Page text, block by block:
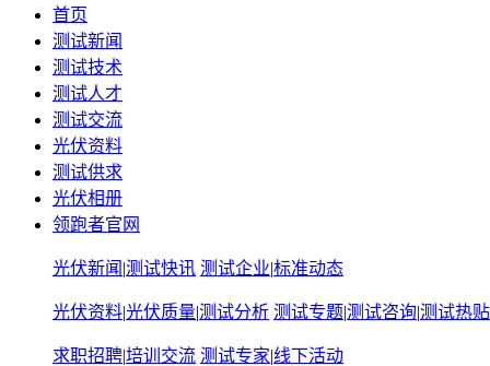
首页
测试新闻
测试技术
测试人才
测试交流
光伏资料
测试供求
光伏相册
领跑者官网
光伏新闻 |测试快讯 测试企业|标准动态
光伏资料|光伏质量|测试分析 测试专题|测试咨询|测试热贴
求职招聘|培训交流 测试专家|线下活动